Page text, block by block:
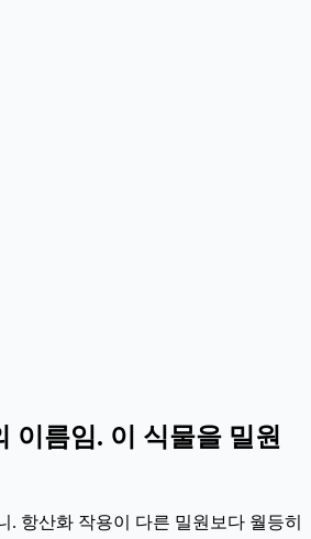
이름임. 이 식물을 밀원
항산화 작용이 다른 밀원보다 월등히